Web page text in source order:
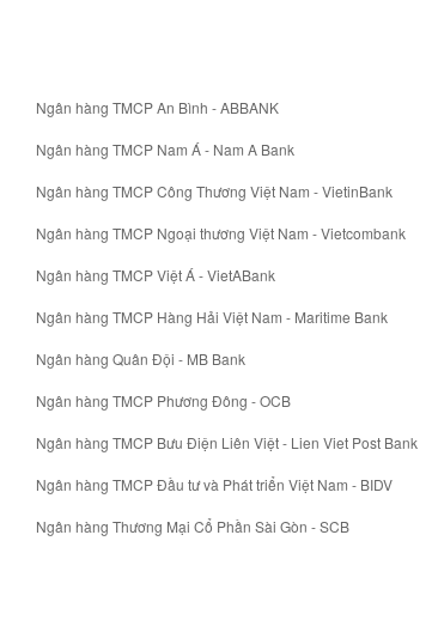
Ngân hàng TMCP An Bình - ABBANK
Ngân hàng TMCP Nam Á - Nam A Bank
Ngân hàng TMCP Công Thương Việt Nam - VietinBank
Ngân hàng TMCP Ngoại thương Việt Nam - Vietcombank
Ngân hàng TMCP Việt Á - VietABank
Ngân hàng TMCP Hàng Hải Việt Nam - Maritime Bank
Ngân hàng Quân Đội - MB Bank
Ngân hàng TMCP Phương Đông - OCB
Ngân hàng TMCP Bưu Điện Liên Việt - Lien Viet Post Bank
Ngân hàng TMCP Đầu tư và Phát triển Việt Nam - BIDV
Ngân hàng Thương Mại Cổ Phần Sài Gòn - SCB